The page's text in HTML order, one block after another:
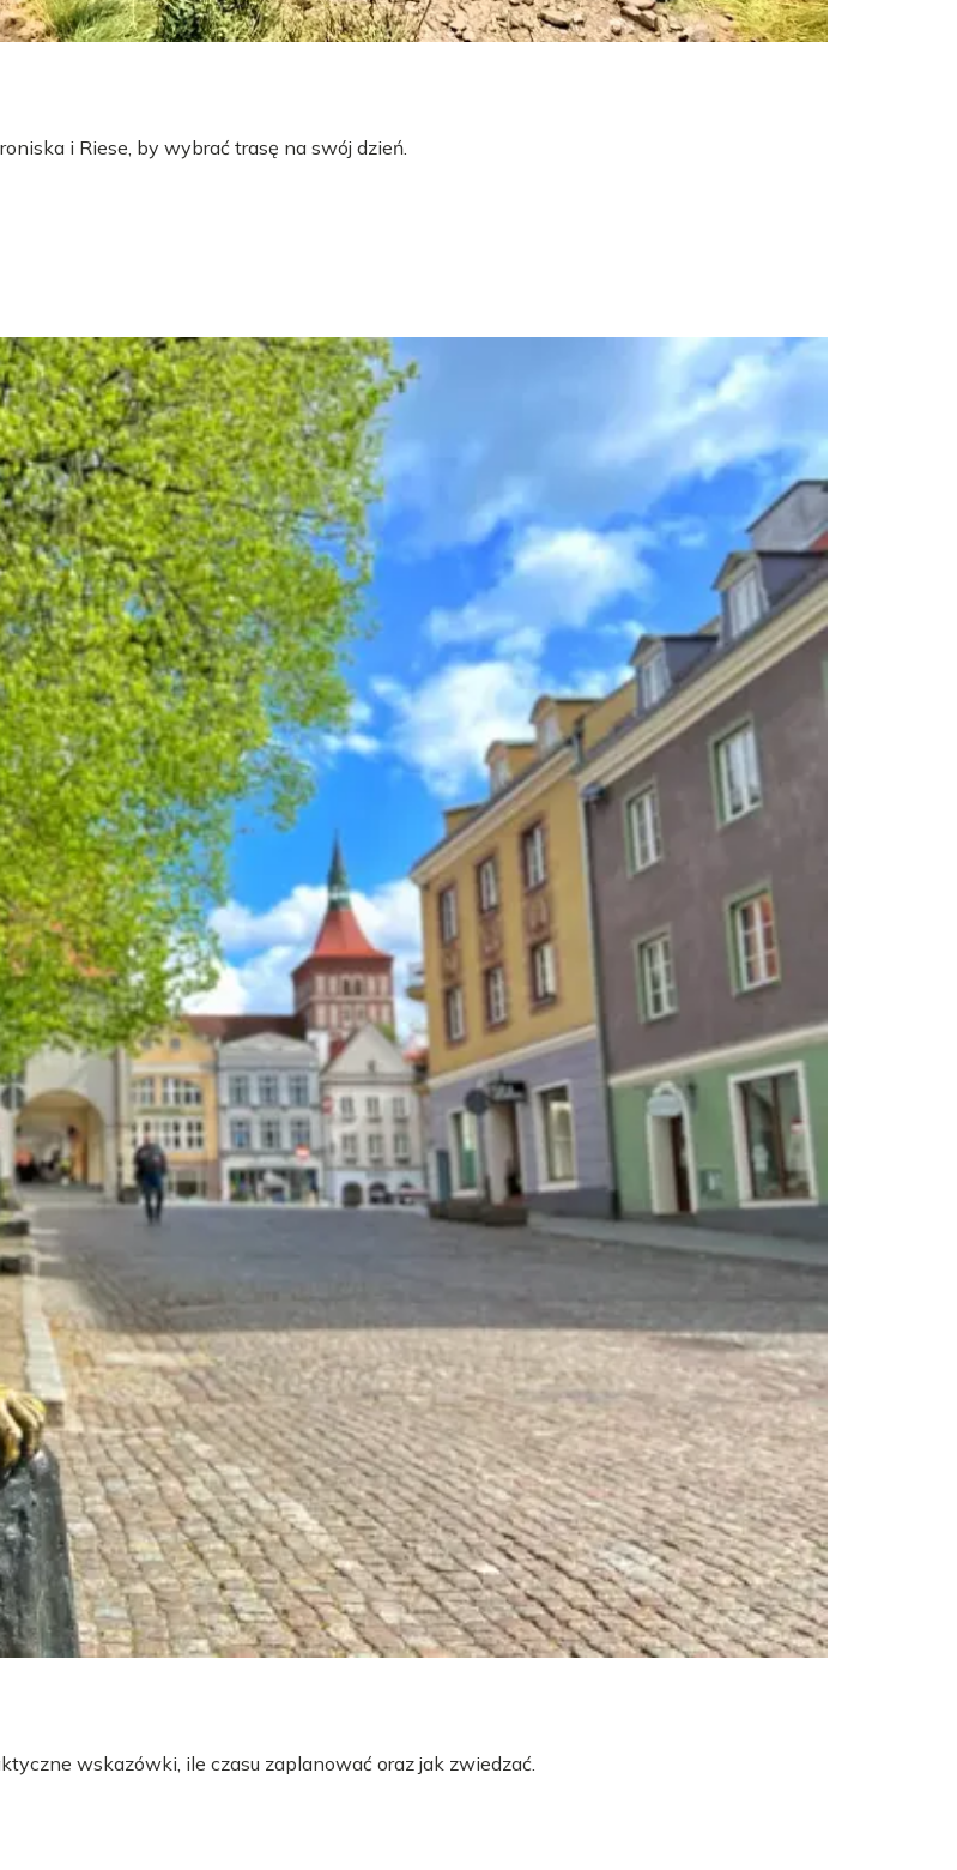
i Riese, by wybrać trasę na swój dzień.
wskazówki, ile czasu zaplanować oraz jak zwiedzać.